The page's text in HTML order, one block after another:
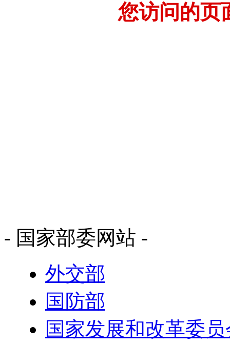
您访问的页
- 国家部委网站 -
外交部
国防部
国家发展和改革委